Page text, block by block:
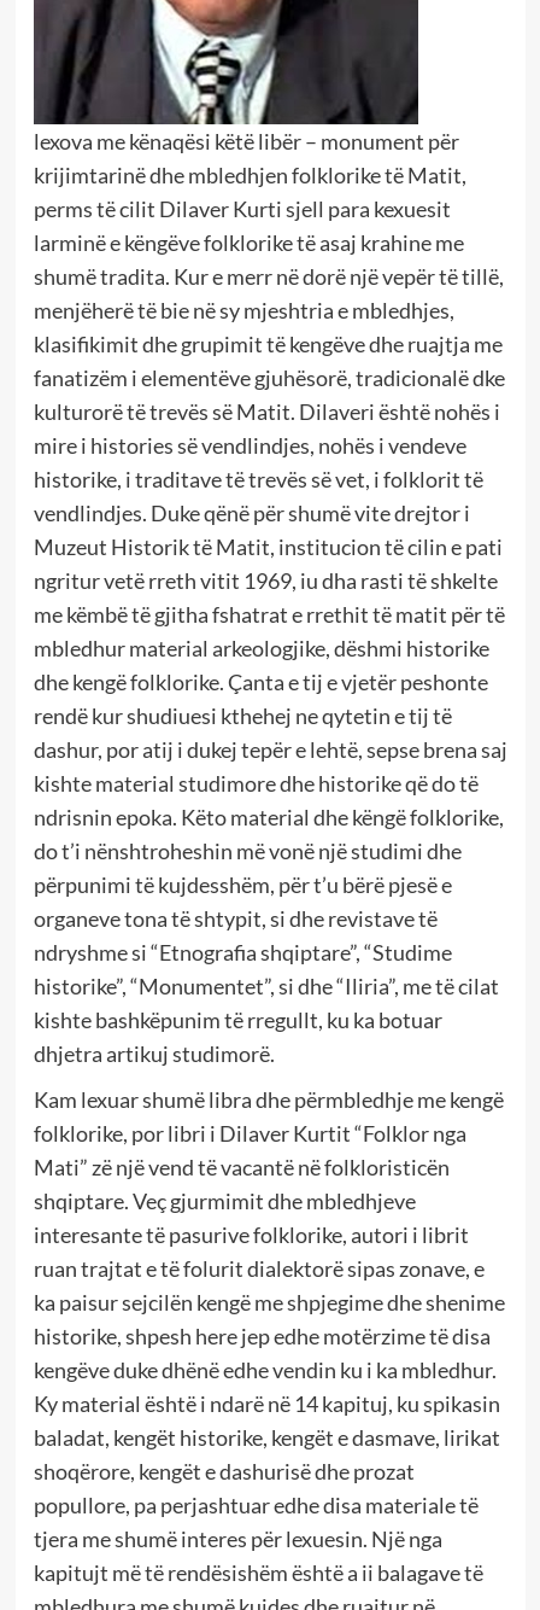
lexova me kënaqësi këtë libër – monument për
krijimtarinë dhe mbledhjen folklorike të Matit,
perms të cilit Dilaver Kurti sjell para kexuesit
larminë e këngëve folklorike të asaj krahine me
shumë tradita. Kur e merr në dorë një vepër të tillë,
menjëherë të bie në sy mjeshtria e mbledhjes,
klasifikimit dhe grupimit të kengëve dhe ruajtja me
fanatizëm i elementëve gjuhësorë, tradicionalë dke
kulturorë të trevës së Matit. Dilaveri është nohës i
mire i histories së vendlindjes, nohës i vendeve
historike, i traditave të trevës së vet, i folklorit të
vendlindjes. Duke qënë për shumë vite drejtor i
Muzeut Historik të Matit, institucion të cilin e pati
ngritur vetë rreth vitit 1969, iu dha rasti të shkelte
me këmbë të gjitha fshatrat e rrethit të matit për të
mbledhur material arkeologjike, dëshmi historike
dhe kengë folklorike. Çanta e tij e vjetër peshonte
rendë kur shudiuesi kthehej ne qytetin e tij të
dashur, por atij i dukej tepër e lehtë, sepse brena saj
kishte material studimore dhe historike që do të
ndrisnin epoka. Këto material dhe këngë folklorike,
do t’i nënshtroheshin më vonë një studimi dhe
përpunimi të kujdesshëm, për t’u bërë pjesë e
organeve tona të shtypit, si dhe revistave të
ndryshme si “Etnografia shqiptare”, “Studime
historike”, “Monumentet”, si dhe “Iliria”, me të cilat
kishte bashkëpunim të rregullt, ku ka botuar
dhjetra artikuj studimorë.
Kam lexuar shumë libra dhe përmbledhje me kengë
folklorike, por libri i Dilaver Kurtit “Folklor nga
Mati” zë një vend të vacantë në folkloristicën
shqiptare. Veç gjurmimit dhe mbledhjeve
interesante të pasurive folklorike, autori i librit
ruan trajtat e të folurit dialektorë sipas zonave, e
ka paisur sejcilën kengë me shpjegime dhe shenime
historike, shpesh here jep edhe motërzime të disa
kengëve duke dhënë edhe vendin ku i ka mbledhur.
Ky material është i ndarë në 14 kapituj, ku spikasin
baladat, kengët historike, kengët e dasmave, lirikat
shoqërore, kengët e dashurisë dhe prozat
popullore, pa perjashtuar edhe disa materiale të
tjera me shumë interes për lexuesin. Një nga
kapitujt më të rendësishëm është a ii balagave të